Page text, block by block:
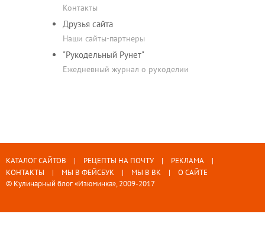
Контакты
Друзья сайта
Наши сайты-партнеры
"Рукодельный Рунет"
Ежедневный журнал о рукоделии
КАТАЛОГ САЙТОВ РЕЦЕПТЫ НА ПОЧТУ
РЕКЛАМА
КОНТАКТЫ
МЫ В ФЕЙСБУК МЫ В ВК
О САЙТЕ
© Кулинарный блог «Изюминка», 2009-2017